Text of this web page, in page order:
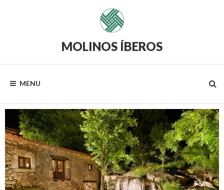
MOLINOS ÍBEROS
MENU